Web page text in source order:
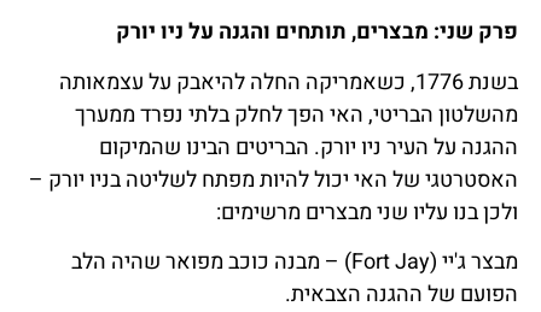
פרק שני: מבצרים, תותחים והגנה על ניו יורק
בשנת 1776, כשאמריקה החלה להיאבק על עצמאותה
מהשלטון הבריטי, האי הפך לחלק בלתי נפרד ממערך
ההגנה על העיר ניו יורק. הבריטים הבינו שהמיקום
האסטרטגי של האי יכול להיות מפתח לשליטה בניו יורק –
ולכן בנו עליו שני מבצרים מרשימים:
מבצר ג'יי (Fort Jay) – מבנה כוכב מפואר שהיה הלב
הפועם של ההגנה הצבאית.